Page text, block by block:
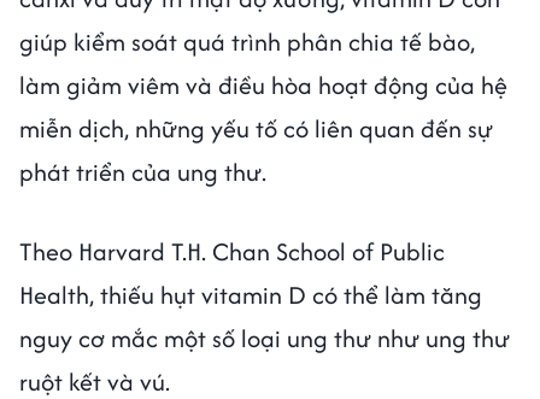
giúp kiểm soát quá trình phân chia tế bào,
làm giảm viêm và điều hòa hoạt động của hệ
miễn dịch, những yếu tố có liên quan đến sự
phát triển của ung thư.
Theo Harvard T.H. Chan School of Public
Health, thiếu hụt vitamin D có thể làm tăng
nguy cơ mắc một số loại ung thư như ung thư
ruột kết và vú.